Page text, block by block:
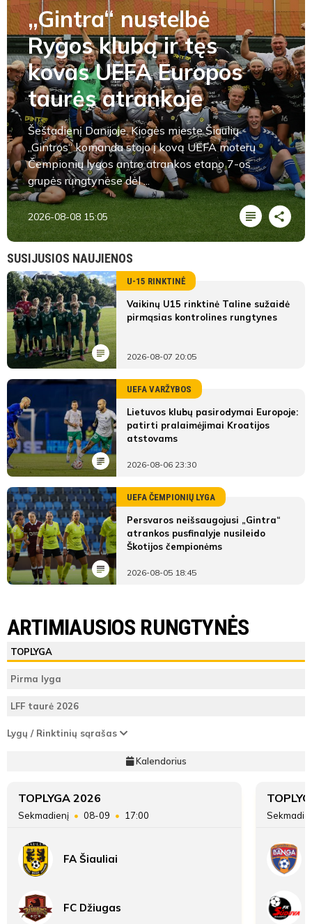
„Gintra“ nustelbė
Rygos klubą ir tęs
kovas UEFA Europos
taurės atrankoje
Šeštadienį Danijoje, Kiogės mieste Šiaulių
„Gintros“ komanda stojo į kovą UEFA moterų
Čempionių lygos antro atrankos etapo 7-os
grupės rungtynėse dėl ...
2026-08-08 15:05
SUSIJUSIOS NAUJIENOS
U-15 RINKTINĖ
Vaikinų U15 rinktinė Taline sužaidė
pirmąsias kontrolines rungtynes
2026-08-07 20:05
UEFA VARŽYBOS
Lietuvos klubų pasirodymai Europoje:
patirti pralaimėjimai Kroatijos
atstovams
2026-08-06 23:30
UEFA ČEMPIONIŲ LYGA
Persvaros neišsaugojusi „Gintra“
atrankos pusfinalyje nusileido
Škotijos čempionėms
2026-08-05 18:45
Vieta lentelėje
Įvarčių skirtumas
FK Ataka
MFA Bitės
Varžybų
ARTIMIAUSIOS RUNGTYNĖS
TOPLYGA
Pirma lyga
LFF taurė 2026
Lygų / Rinktinių sąrašas
Kalendorius
TOPLYGA 2026
Sekmadienį 08-09 17:00
FA Šiauliai
FC Džiugas